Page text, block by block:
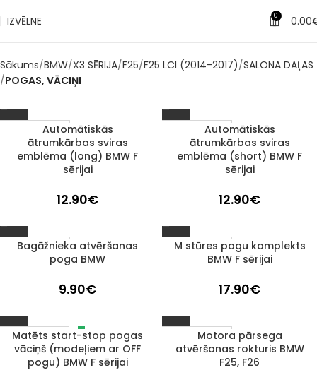
IZVĒLNE 0 0.00
Sākums BMW X3 SĒRIJA F25 F25 LCI (2014-2017) SALONA DAĻAS
POGAS, VĀCIŅI
1–3 D. D.
Automātiskās
ātrumkārbas sviras
emblēma (long) BMW F
sērijai
12.90€
1–3 D. D.
Automātiskās
ātrumkārbas sviras
emblēma (short) BMW F
sērijai
12.90€
1–3 D. D.
Bagāžnieka atvēršanas
poga BMW
9.90€
1–3 D. D.
M stūres pogu komplekts
BMW F sērijai
17.90€
IZPĀRDOTS
Matēts start-stop pogas
vāciņš (modeļiem ar OFF
pogu) BMW F sērijai
1–3 D. D.
Motora pārsega
atvēršanas rokturis BMW
F25, F26